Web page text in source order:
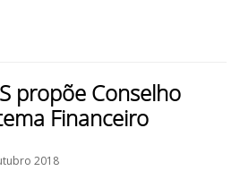
propõe Conselho
Financeiro
2018